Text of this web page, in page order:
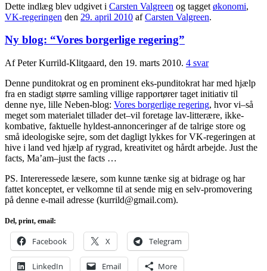
Dette indlæg blev udgivet i Carsten Valgreen og tagget økonomi,
VK-regeringen den 29. april 2010 afCarsten Valgreen.
Ny blog: “Vores borgerlige regering”
Af Peter Kurrild-Klitgaard, den 19. marts 2010. 4 svar
Denne punditokrat og en prominent eks-punditokrat har med hjælp
fra en stadigt større samling villige rapportører taget initiativ til
denne nye, lille Neben-blog: Vores borgerlige regering, hvor vi–så
meget som materialet tillader det–vil foretage lav-litterære, ikke-
kombative, faktuelle hyldest-annonceringer af de talrige store og
små ideologiske sejre, som det dagligt lykkes for VK-regeringen at
hive i land ved hjælp af rygrad, kreativitet og hårdt arbejde. Just the
facts, Ma’am–just the facts …
PS. Intereressede læsere, som kunne tænke sig at bidrage og har
fattet konceptet, er velkomne til at sende mig en selv-promovering
på denne e-mail adresse (kurrild@gmail.com).
Del, print, email:
Facebook X Telegram
LinkedIn Email More